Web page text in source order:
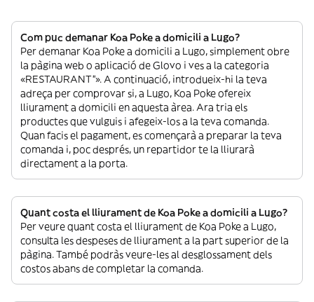
Com puc demanar Koa Poke a domicili a Lugo?
Per demanar Koa Poke a domicili a Lugo, simplement obre
la pàgina web o aplicació de Glovo i ves a la categoria
«RESTAURANT”». A continuació, introdueix-hi la teva
adreça per comprovar si, a Lugo, Koa Poke ofereix
lliurament a domicili en aquesta àrea. Ara tria els
productes que vulguis i afegeix-los a la teva comanda.
Quan facis el pagament, es començarà a preparar la teva
comanda i, poc després, un repartidor te la lliurarà
directament a la porta.
Quant costa el lliurament de Koa Poke a domicili a Lugo?
Per veure quant costa el lliurament de Koa Poke a Lugo,
consulta les despeses de lliurament a la part superior de la
pàgina. També podràs veure-les al desglossament dels
costos abans de completar la comanda.